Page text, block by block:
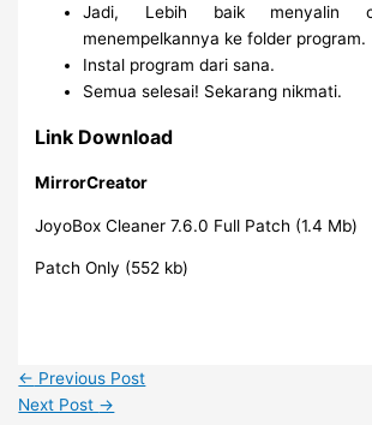
Jadi, Lebih baik menyalin
menempelkannya ke folder program.
Instal program dari sana.
Semua selesai! Sekarang nikmati.
Link Download
MirrorCreator
JoyoBox Cleaner 7.6.0 Full Patch (1.4 Mb)
Patch Only (552 kb)
← Previous Post
Next Post →